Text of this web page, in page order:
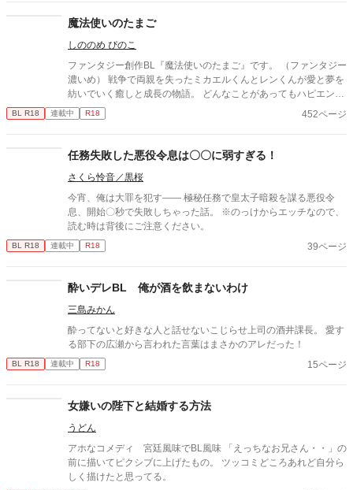
魔法使いのたまご
しののめ ぴのこ
ファンタジー創作BL『魔法使いのたまご』です。 （ファンタジー
濃いめ） 戦争で両親を失ったミカエルくんとレンくんが愛と夢を
紡いでいく癒しと成長の物語。 どんなことがあってもハピエンで
す。 2022年からTwitterで不定期連載していたのをこちらに投稿し
ています。 カラーで描いたりモノクロで描いたりしてますが、20
ると幸いです！ 長編漫画ですが途中からでも楽しめます🎵
BL R18 連載中 R18 452ページ
任務失敗した悪役令息は〇〇に弱すぎる！
さくら怜音／黒桜
今宵、俺は大罪を犯す―― 極秘任務で皇太子暗殺を謀る悪役令
息、開始〇秒で失敗しちゃった話。 ※のっけからエッチなので、
読む時は背後にご注意ください。
BL R18 連載中 R18 39ページ
酔いデレBL 俺が酒を飲まないわけ
三島みかん
酔ってないと好きな人と話せないこじらせ上司の酒井課長。 愛す
る部下の広瀬から言われた言葉はまさかのアレだった！
BL R18 連載中 R18 15ページ
女嫌いの陛下と結婚する方法
うどん
アホなコメディ 宮廷風味でBL風味 「えっちなお兄さん・・」の
前に描いてピクシブに上げたもの。 ツッコミどころあれど自分ら
しく描けたと思ってる。